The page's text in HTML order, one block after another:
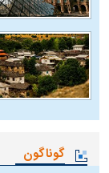
گوناگون